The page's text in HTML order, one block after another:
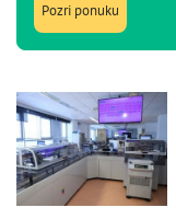
Pozri ponuku